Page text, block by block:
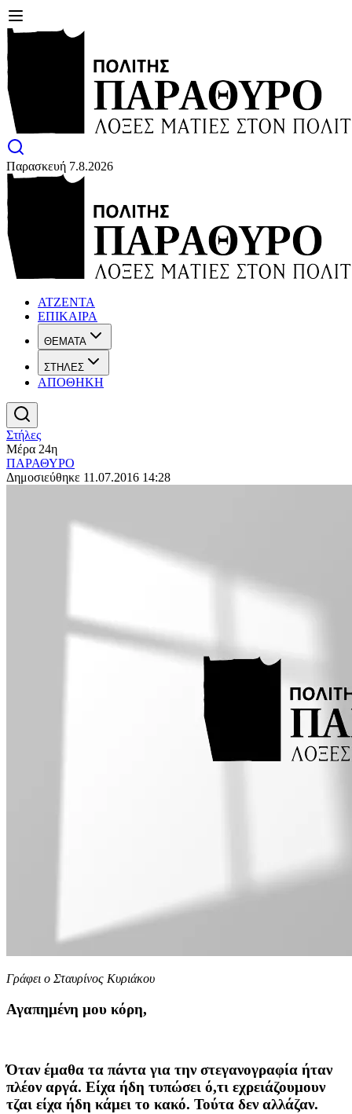
Παρασκευή 7.8.2026
ΑΤΖΕΝΤΑ
ΕΠΙΚΑΙΡΑ
ΘΕΜΑΤΑ
ΣΤΗΛΕΣ
ΑΠΟΘΗΚΗ
Στήλες
Μέρα 24η
ΠΑΡΑΘΥΡΟ
Δημοσιεύθηκε 11.07.2016 14:28
Γράφει ο Σταυρίνος Κυριάκου
Αγαπημένη μου κόρη,
Όταν έμαθα τα πάντα για την στεγανογραφία ήταν
πλέον αργά. Είχα ήδη τυπώσει ό,τι εχρειάζουμουν
τζαι είχα ήδη κάμει το κακό. Τούτα δεν αλλάζαν.